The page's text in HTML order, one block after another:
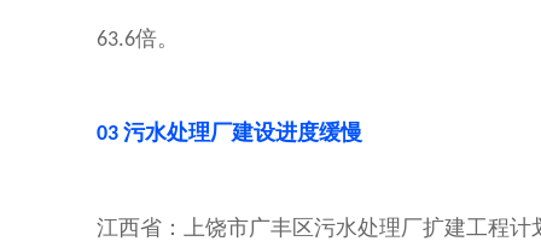
63.6倍。
03 污水处理厂建设进度缓慢
江西省： 上饶市广丰区污水处理厂扩建工程计